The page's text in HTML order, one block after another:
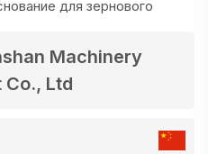
Machinery
Co., Ltd